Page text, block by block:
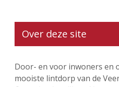
Over deze site
Door- en voor inwoners en
mooiste lintdorp van de